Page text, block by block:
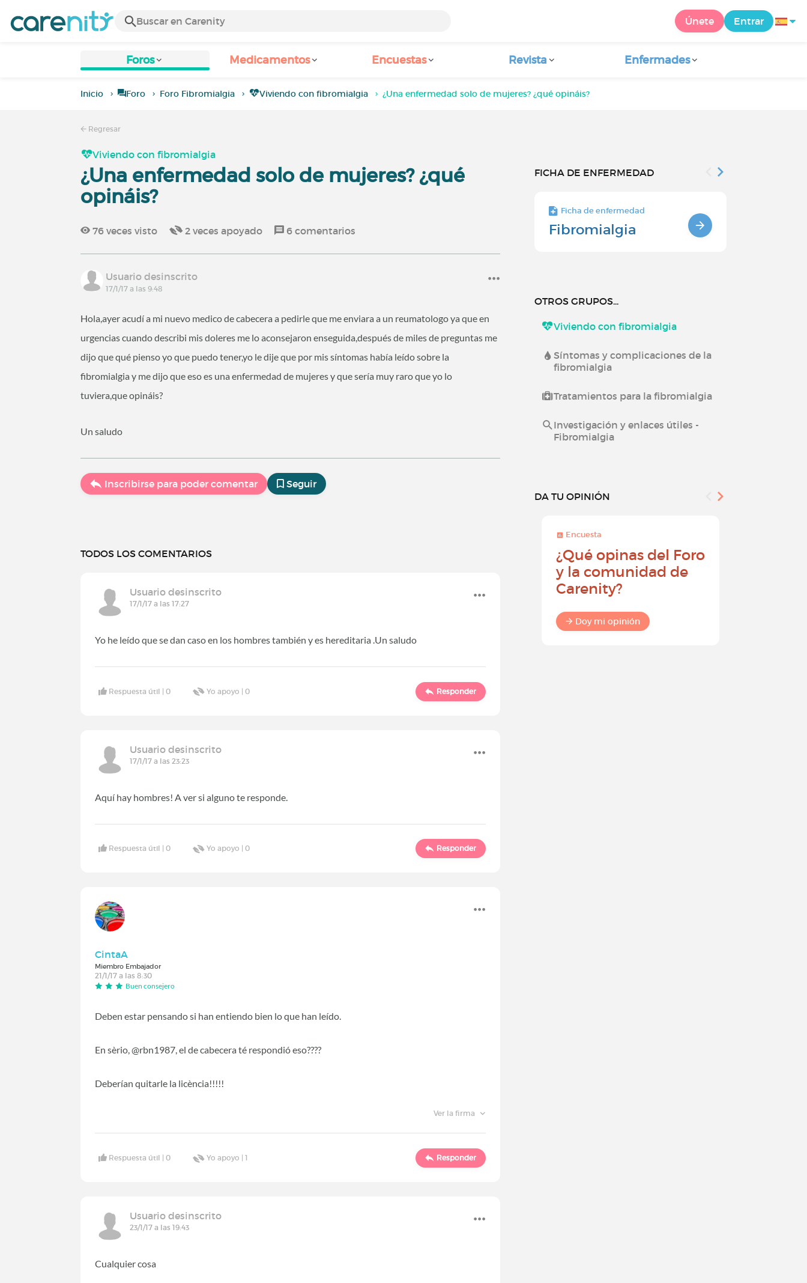
Únete Entrar
Foros Medicamentos Encuestas Revista Enfermades
Inicio Foro Foro Fibromialgia Viviendo con fibromialgia ¿Una enfermedad solo de mujeres? ¿qué opináis?
Regresar
Viviendo con fibromialgia
¿Una enfermedad solo de mujeres? ¿qué
opináis?
76 veces visto 2 veces apoyado 6 comentarios
Usuario desinscrito
17/1/17 a las 9:48
Hola,ayer acudí a mi nuevo medico de cabecera a pedirle que me enviara a un reumatologo ya que en
urgencias cuando describi mis doleres me lo aconsejaron enseguida,después de miles de preguntas me
dijo que qué pienso yo que puedo tener,yo le dije que por mis síntomas había leído sobre la
fibromialgia y me dijo que eso es una enfermedad de mujeres y que sería muy raro que yo lo
tuviera,que opináis?
Un saludo
Inscribirse para poder comentar Seguir
TODOS LOS COMENTARIOS
Usuario desinscrito
17/1/17 a las 17:27
Yo he leído que se dan caso en los hombres también y es hereditaria .Un saludo
Respuesta útil |0 Yo apoyo |0 Responder
Usuario desinscrito
17/1/17 a las 23:23
Aquí hay hombres! A ver si alguno te responde.
Respuesta útil |0 Yo apoyo |0 Responder
CintaA
Miembro Embajador
21/1/17 a las 8:30
Buen consejero
Deben estar pensando si han entiendo bien lo que han leído.
En sèrio, @rbn1987, el de cabecera té respondió eso????
Deberían quitarle la licència!!!!!
Ver la firma
Respuesta útil |0 Yo apoyo |1 Responder
Usuario desinscrito
23/1/17 a las 19:43
Cualquier cosa
FICHA DE ENFERMEDAD
Ficha de enfermedad
Fibromialgia
OTROS GRUPOS...
Viviendo con fibromialgia
Síntomas y complicaciones de la
fibromialgia
Tratamientos para la fibromialgia
Investigación y enlaces útiles -
Fibromialgia
DA TU OPINIÓN
Encuesta
¿Qué opinas del Foro
y la comunidad de
Carenity?
Doy mi opinión